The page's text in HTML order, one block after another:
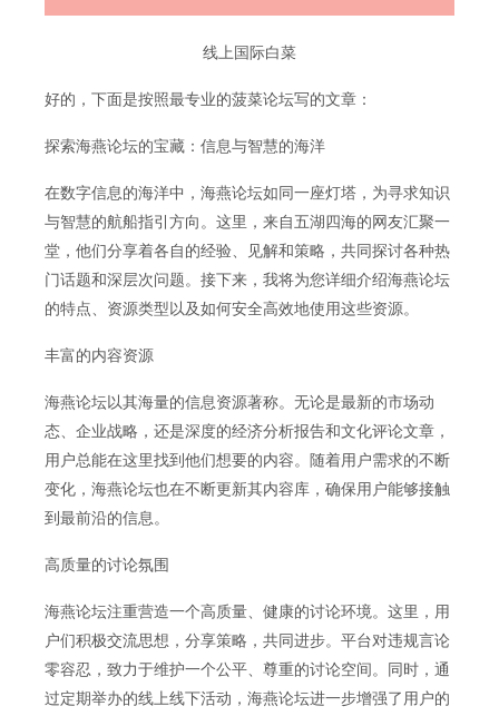
线上国际白菜
好的，下面是按照最专业的菠菜论坛写的文章：
探索海燕论坛的宝藏：信息与智慧的海洋
在数字信息的海洋中，海燕论坛如同一座灯塔，为寻求知识
与智慧的航船指引方向。这里，来自五湖四海的网友汇聚一
堂，他们分享着各自的经验、见解和策略，共同探讨各种热
门话题和深层次问题。接下来，我将为您详细介绍海燕论坛
的特点、资源类型以及如何安全高效地使用这些资源。
丰富的内容资源
海燕论坛以其海量的信息资源著称。无论是最新的市场动
态、企业战略，还是深度的经济分析报告和文化评论文章，
用户总能在这里找到他们想要的内容。随着用户需求的不断
变化，海燕论坛也在不断更新其内容库，确保用户能够接触
到最前沿的信息。
高质量的讨论氛围
海燕论坛注重营造一个高质量、健康的讨论环境。这里，用
户们积极交流思想，分享策略，共同进步。平台对违规言论
零容忍，致力于维护一个公平、尊重的讨论空间。同时，通
过定期举办的线上线下活动，海燕论坛进一步增强了用户的